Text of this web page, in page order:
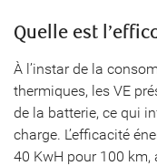
Quelle est
À l’instar de la
thermiques, les VE
de la batterie, ce qui
charge. L’efficacité
40 KwH pour 100 km,